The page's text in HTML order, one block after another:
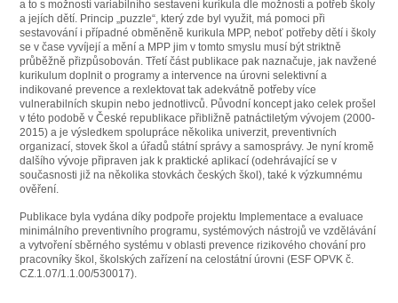
a to s možností variabilního sestavení kurikula dle možností a potřeb školy
a jejích dětí. Princip „puzzle“, který zde byl využit, má pomoci při
sestavování i případné obměněně kurikula MPP, neboť potřeby dětí i školy
se v čase vyvíjejí a mění a MPP jim v tomto smyslu musí být striktně
průběžně přizpůsobován. Třetí část publikace pak naznačuje, jak navžené
kurikulum doplnit o programy a intervence na úrovni selektivní a
indikované prevence a rexlektovat tak adekvátně potřeby více
vulnerabilních skupin nebo jednotlivců. Původní koncept jako celek prošel
v této podobě v České republikace přibližně patnáctiletým vývojem (2000-
2015) a je výsledkem spolupráce několika univerzit, preventivních
organizací, stovek škol a úřadů státní správy a samosprávy. Je nyní kromě
dalšího vývoje připraven jak k praktické aplikací (odehrávající se v
současnosti již na několika stovkách českých škol), také k výzkumnému
ověření.
Publikace byla vydána díky podpoře projektu Implementace a evaluace
minimálního preventivního programu, systémových nástrojů ve vzdělávání
a vytvoření sběrného systému v oblasti prevence rizikového chování pro
pracovníky škol, školských zařízení na celostátní úrovni (ESF OPVK č.
CZ.1.07/1.1.00/530017).